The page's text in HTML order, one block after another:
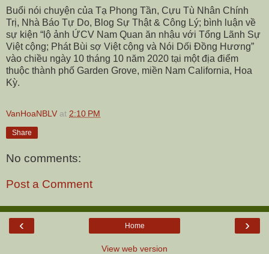
Buổi nói chuyện của Tạ Phong Tần, Cựu Tù Nhân Chính
Trị, Nhà Báo Tự Do, Blog Sự Thật & Công Lý; bình luận về
sự kiện “lộ ảnh ỨCV Nam Quan ăn nhậu với Tổng Lãnh Sự
Việt cộng; Phát Bùi sợ Việt cộng và Nói Dối Đồng Hương”
vào chiều ngày 10 tháng 10 năm 2020 tại một địa điểm
thuộc thành phố Garden Grove, miền Nam California, Hoa
Kỳ.
VanHoaNBLV at 2:10 PM
Share
No comments:
Post a Comment
‹ ›
Home
View web version